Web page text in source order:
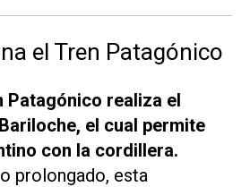
el Tren Patagónico
Patagónico realiza el
el cual permite
con la cordillera.
prolongado, esta